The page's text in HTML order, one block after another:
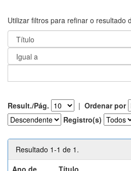
Utilizar filtros para refinar o resultado
Result./Pág. | Ordenar por
Registro(s)
Resultado 1-1 de 1.
Ano de
Título